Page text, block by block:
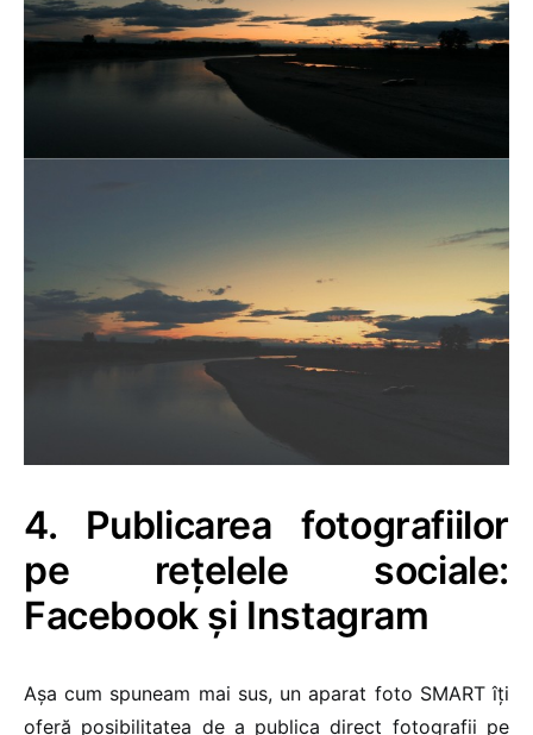
4. Publicarea fotografiilor
pe rețelele sociale:
Facebook și Instagram
Așa cum spuneam mai sus, un aparat foto SMART îți
oferă posibilitatea de a publica direct fotografii pe